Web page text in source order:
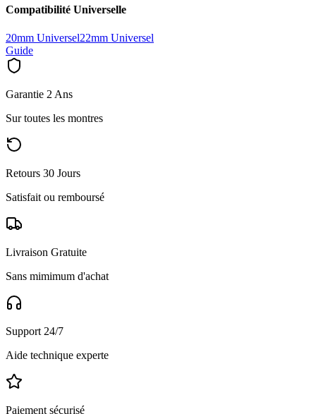
Compatibilité Universelle
20mm Universel22mm Universel
Guide
Garantie 2 Ans
Sur toutes les montres
Retours 30 Jours
Satisfait ou remboursé
Livraison Gratuite
Sans mimimum d'achat
Support 24/7
Aide technique experte
Paiement sécurisé